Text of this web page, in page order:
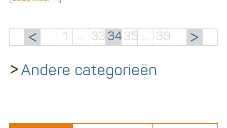
1 … 33 3435 … 39
>Andere categorieën